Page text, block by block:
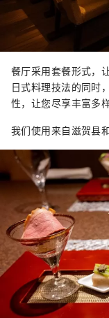
餐厅采用套餐形式，
日式料理技法的同时
性，让您尽享丰富多
我们使用来自滋贺县